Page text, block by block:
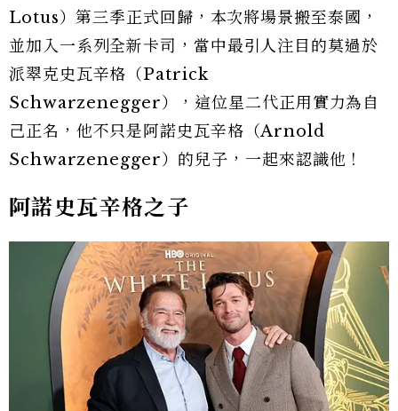
Lotus）第三季正式回歸，本次將場景搬至泰國，
並加入一系列全新卡司，當中最引人注目的莫過於
派翠克史瓦辛格（Patrick
Schwarzenegger），這位星二代正用實力為自
己正名，他不只是阿諾史瓦辛格（Arnold
Schwarzenegger）的兒子，一起來認識他！
阿諾史瓦辛格之子